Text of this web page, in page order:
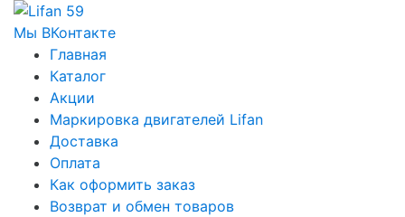
Мы ВКонтакте
Главная
Каталог
Акции
Маркировка двигателей Lifan
Доставка
Оплата
Как оформить заказ
Возврат и обмен товаров